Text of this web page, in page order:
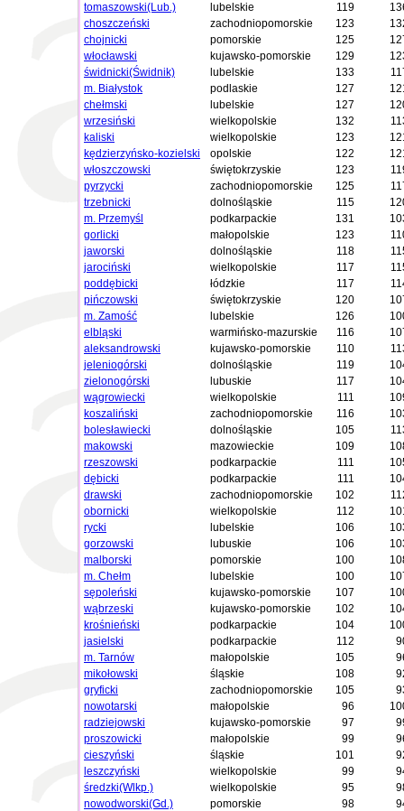
tomaszowski(Lub.)
lubelskie 119
choszczeński
zachodniopomorskie 123
chojnicki
pomorskie 125
włocławski
kujawsko-pomorskie 129
świdnicki(Świdnik)
lubelskie 133
m. Białystok
podlaskie 127
chełmski
lubelskie 127
wrzesiński
wielkopolskie 132
kaliski
wielkopolskie 123
kędzierzyńsko-kozielski
opolskie 122
włoszczowski
świętokrzyskie 123
pyrzycki
zachodniopomorskie 125
trzebnicki
dolnośląskie 115
m. Przemyśl
podkarpackie 131
gorlicki
małopolskie 123
jaworski
dolnośląskie 118
jarociński
wielkopolskie 117
poddębicki
łódzkie 117
pińczowski
świętokrzyskie 120
m. Zamość
lubelskie 126
elbląski
warmińsko-mazurskie 116
aleksandrowski
kujawsko-pomorskie 110
jeleniogórski
dolnośląskie 119
zielonogórski
lubuskie 117
wągrowiecki
wielkopolskie 111
koszaliński
zachodniopomorskie 116
bolesławiecki
dolnośląskie 105
makowski
mazowieckie 109
rzeszowski
podkarpackie 111
dębicki
podkarpackie 111
drawski
zachodniopomorskie 102
obornicki
wielkopolskie 112
rycki
lubelskie 106
gorzowski
lubuskie 106
malborski
pomorskie 100
m. Chełm
lubelskie 100
sępoleński
kujawsko-pomorskie 107
wąbrzeski
kujawsko-pomorskie 102
krośnieński
podkarpackie 104
jasielski
podkarpackie 112
m. Tarnów
małopolskie 105
mikołowski
śląskie 108
gryficki
zachodniopomorskie 105
nowotarski
małopolskie 96
radziejowski
kujawsko-pomorskie 97
proszowicki
małopolskie 99
cieszyński
śląskie 101
leszczyński
wielkopolskie 99
średzki(Wlkp.)
wielkopolskie 95
nowodworski(Gd.)
pomorskie 98